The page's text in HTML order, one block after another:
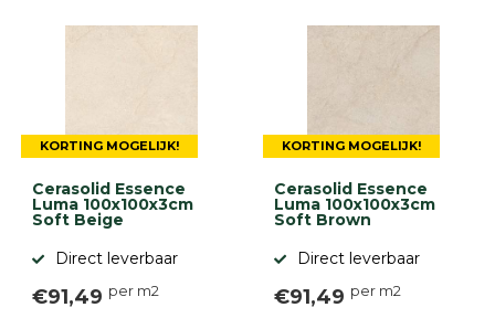
KORTING MOGELIJK!
Cerasolid Essence
Luma 100x100x3cm
Soft Beige
Direct leverbaar
€91,49 per m2
KORTING MOGELIJK!
Cerasolid Essence
Luma 100x100x3cm
Soft Brown
Direct leverbaar
€91,49 per m2